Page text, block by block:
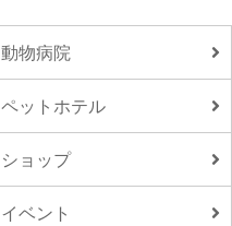
動物病院
ペットホテル
ショップ
イベント